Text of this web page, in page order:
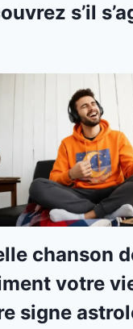
s’il
chanson
votre
signe